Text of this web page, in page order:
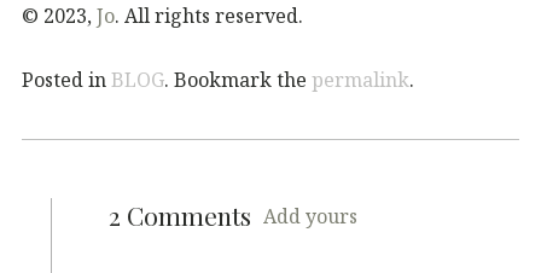
© 2023,Jo. All rights reserved.
Posted inBLOG. Bookmark the permalink.
2 Comments Add yours